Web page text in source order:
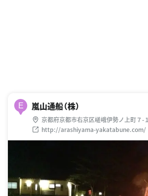
E 嵐山通船（株）
京都府京都市右京区嵯峨伊勢ノ上町７-１
http://arashiyama-yakatabune.com/